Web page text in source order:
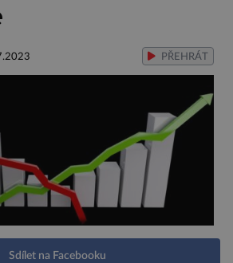
PŘEHRÁT
Sdílet na Facebooku